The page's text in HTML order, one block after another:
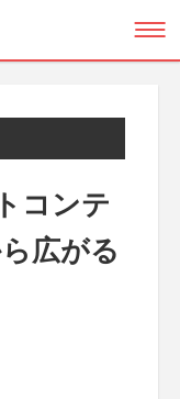
コンテ
広がる